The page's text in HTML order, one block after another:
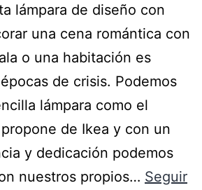
lámpara de diseño con
una cena romántica con
o una habitación es
de crisis. Podemos
lámpara como el
de Ikea y con un
y dedicación podemos
nuestros propios… Seguir